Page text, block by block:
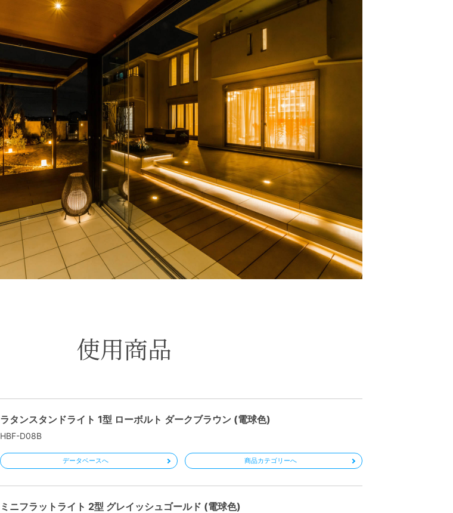
使用商品
ラタンスタンドライト 1型 ローボルト ダークブラウン (電球色)
HBF-D08B
データベースへ 商品カテゴリーへ
ミニフラットライト 2型 グレイッシュゴールド (電球色)